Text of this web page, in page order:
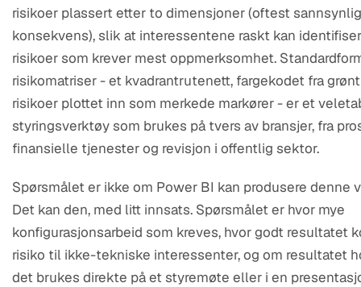
risikoer plassert etter to dimensjoner (oftest
konsekvens), slik at interessentene raskt kan
risikoer som krever mest oppmerksomhet.
risikomatriser - et kvadrantrutenett, fargekodet fra
risikoer plottet inn som merkede markører - er et
styringsverktøy som brukes på tvers av bransjer, fra
finansielle tjenester og revisjon i offentlig sektor.
Spørsmålet er ikke om Power BI kan produsere denne
Det kan den, med litt innsats. Spørsmålet er hvor mye
konfigurasjonsarbeid som kreves, hvor godt resultatet
risiko til ikke-tekniske interessenter, og om resultatet
det brukes direkte på et styremøte eller i en